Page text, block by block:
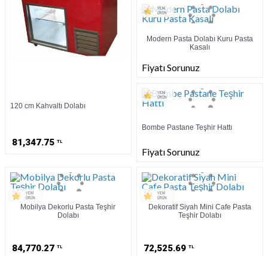
120 cm Kahvaltı Dolabı
81,347.75 TL
Modern Pasta Dolabı Kuru Pasta
Kasalı
Fiyatı Sorunuz
Bombe Pastane Teşhir Hattı
Fiyatı Sorunuz
Mobilya Dekorlu Pasta Teşhir
Dolabı
84,770.27 TL
Dekoratif Siyah Mini Cafe Pasta
Teşhir Dolabı
72,525.69 TL